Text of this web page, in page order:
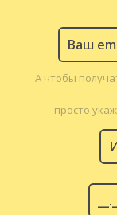
А чтобы
просто